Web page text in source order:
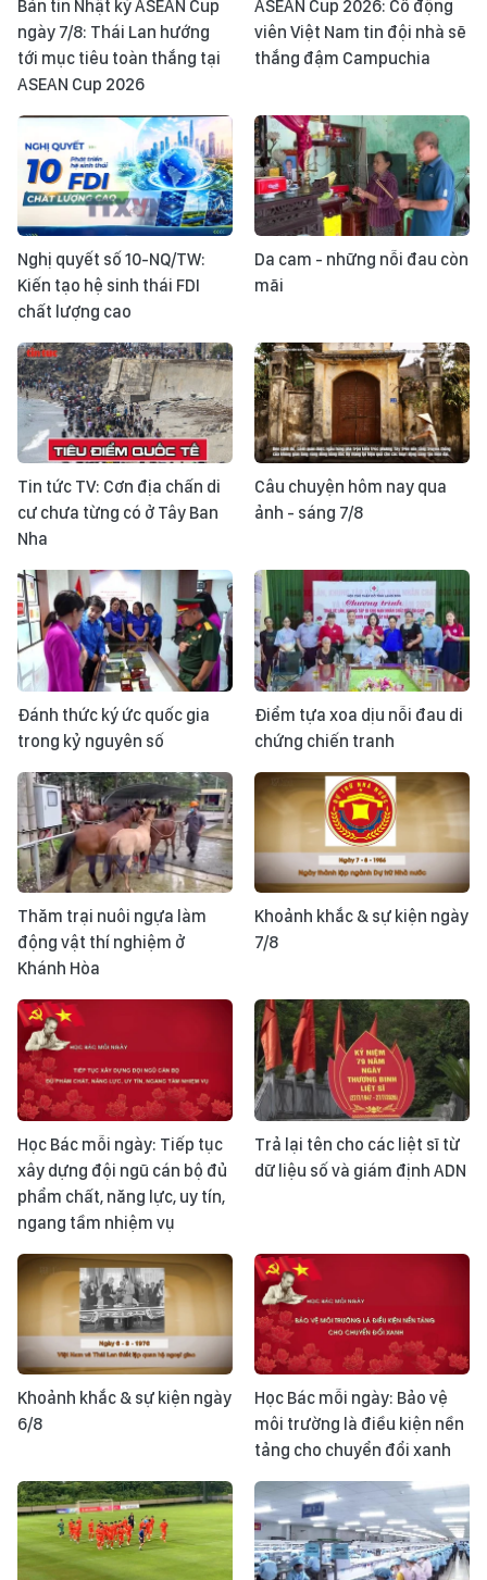
Bản tin Nhật ký ASEAN Cup
ngày 7/8: Thái Lan hướng
tới mục tiêu toàn thắng tại
ASEAN Cup 2026
ASEAN Cup 2026: Cổ động
viên Việt Nam tin đội nhà sẽ
thắng đậm Campuchia
Nghị quyết số 10-NQ/TW:
Kiến tạo hệ sinh thái FDI
chất lượng cao
Da cam - những nỗi đau còn
mãi
Tin tức TV: Cơn địa chấn di
cư chưa từng có ở Tây Ban
Nha
Câu chuyện hôm nay qua
ảnh - sáng 7/8
Đánh thức ký ức quốc gia
trong kỷ nguyên số
Điểm tựa xoa dịu nỗi đau di
chứng chiến tranh
Thăm trại nuôi ngựa làm
động vật thí nghiệm ở
Khánh Hòa
Khoảnh khắc & sự kiện ngày
7/8
Học Bác mỗi ngày: Tiếp tục
xây dựng đội ngũ cán bộ đủ
phẩm chất, năng lực, uy tín,
ngang tầm nhiệm vụ
Trả lại tên cho các liệt sĩ từ
dữ liệu số và giám định ADN
Khoảnh khắc & sự kiện ngày
6/8
Học Bác mỗi ngày: Bảo vệ
môi trường là điều kiện nền
tảng cho chuyển đổi xanh